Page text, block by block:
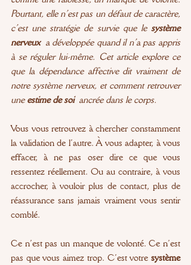
Pourtant, elle n’est pas un défaut de caractère,
c’est une stratégie de survie que le système
nerveux a développée quand il n’a pas appris
à se réguler lui-même. Cet article explore ce
que la dépendance affective dit vraiment de
notre système nerveux, et comment retrouver
une estime de soi ancrée dans le corps.
Vous vous retrouvez à chercher constamment
la validation de l’autre. À vous adapter, à vous
effacer, à ne pas oser dire ce que vous
ressentez réellement. Ou au contraire, à vous
accrocher, à vouloir plus de contact, plus de
réassurance sans jamais vraiment vous sentir
comblé.
Ce n’est pas un manque de volonté. Ce n’est
pas que vous aimez trop. C’est votre système